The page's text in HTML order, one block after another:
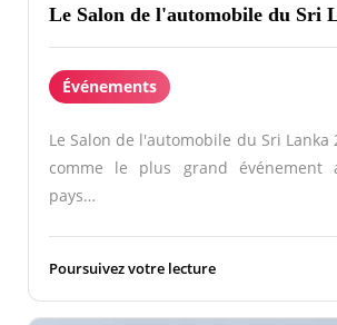
Le Salon de l'automobile du Sri
Événements
Le Salon de l'automobile du Sri Lanka
comme le plus grand événement
pays…
Poursuivez votre lecture